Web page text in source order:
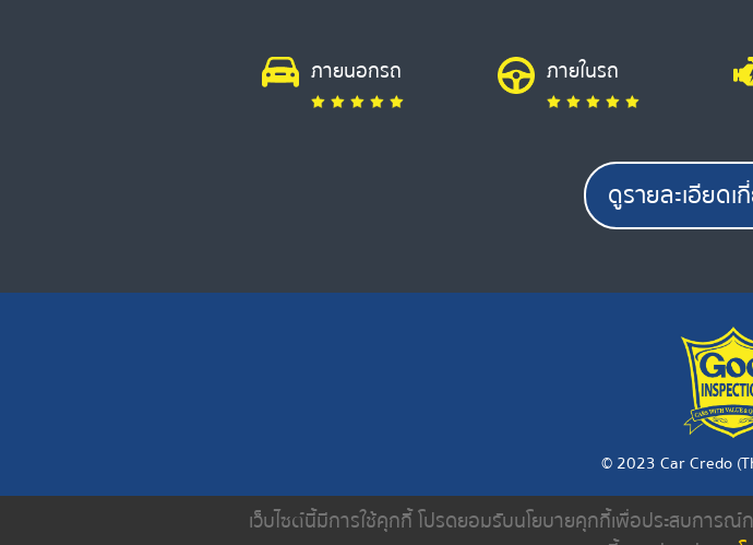
ภายนอกรถ ภายในรถ
ดูรายละเอียด
© 2023 Car Credo
เกี่ยวกับเรา บริการของเรา ค้นหารถมือสอง
เว็บไซต์นี้มีการใช้คุกกี้ โปรดยอมรับนโยบายคุกกี้เพื่อประสบกา